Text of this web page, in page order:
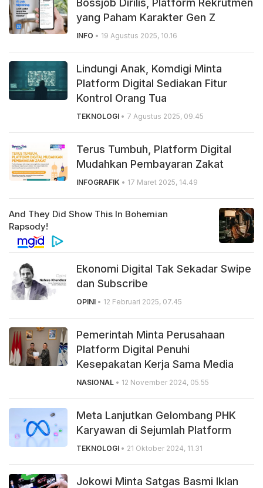
Bossjob Dirilis, Platform Rekrutmen
yang Paham Karakter Gen Z
INFO • 19 Agustus 2025, 10.16
Lindungi Anak, Komdigi Minta
Platform Digital Sediakan Fitur
Kontrol Orang Tua
TEKNOLOGI • 7 Agustus 2025, 09.45
Terus Tumbuh, Platform Digital
Mudahkan Pembayaran Zakat
INFOGRAFIK • 17 Maret 2025, 14.49
Ekonomi Digital Tak Sekadar Swipe
dan Subscribe
OPINI • 12 Februari 2025, 07.45
Pemerintah Minta Perusahaan
Platform Digital Penuhi
Kesepakatan Kerja Sama Media
NASIONAL • 12 November 2024, 05.55
Meta Lanjutkan Gelombang PHK
Karyawan di Sejumlah Platform
TEKNOLOGI • 21 Oktober 2024, 11.31
Jokowi Minta Satgas Basmi Iklan